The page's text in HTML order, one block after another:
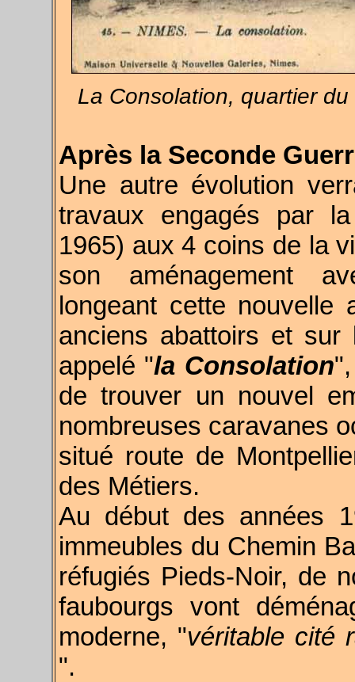
La Consolation, quartier
Après la Seconde
Une autre évolution
travaux engagés par
1965) aux 4 coins de la
son aménagement
longeant cette nouvelle
anciens abattoirs et sur
appelé "la Consolation
de trouver un nouvel
nombreuses caravanes
situé route de
des Métiers.
Au début des années
immeubles du Chemin
réfugiés Pieds-Noir, de
faubourgs vont
moderne, "véritable cité
".